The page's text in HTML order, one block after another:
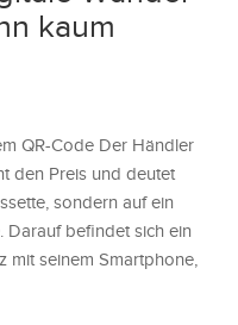
kaum
QR-Code Der Händler
den Preis und deutet
sondern auf ein
Darauf befindet sich ein
mit seinem Smartphone,